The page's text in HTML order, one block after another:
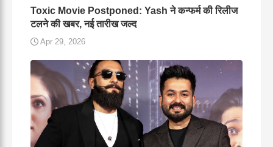
Toxic Movie Postponed: Yash ने कन्फर्म की रिलीज
टलने की खबर, नई तारीख जल्द
Apr 29, 2026